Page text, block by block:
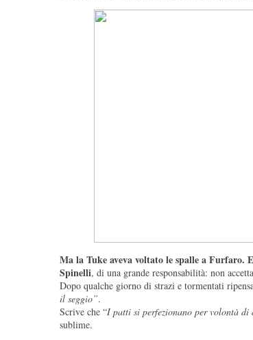
Ma la Tuke aveva voltato le spalle a Furfaro.
Spinelli, di una grande responsabilità: non
Dopo qualche giorno di strazi e tormentati
il seggio”.
Scrive che “I patti si per­fe­zio­nano per volontà di
sublime.